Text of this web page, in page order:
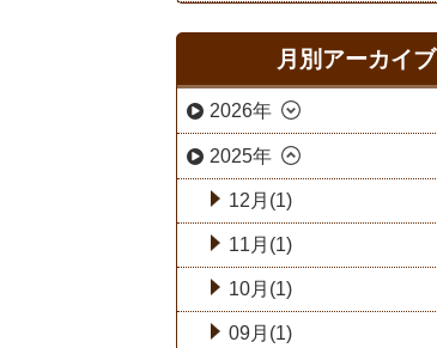
月別アーカイブ
2026年
2025年
12月(1)
11月(1)
10月(1)
09月(1)